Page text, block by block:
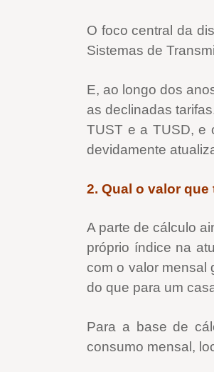
O foco central da
Sistemas de
E, ao longo dos
as declinadas
TUST e a TUSD, e
devidamente
2. Qual o valor
A parte de cálculo
próprio índice na
com o valor mensal
do que para um
Para a base de
consumo mensal,